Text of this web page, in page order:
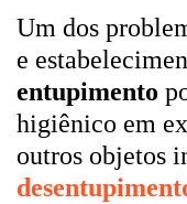
Um dos
e
entupimento
higiênico em
outros objetos